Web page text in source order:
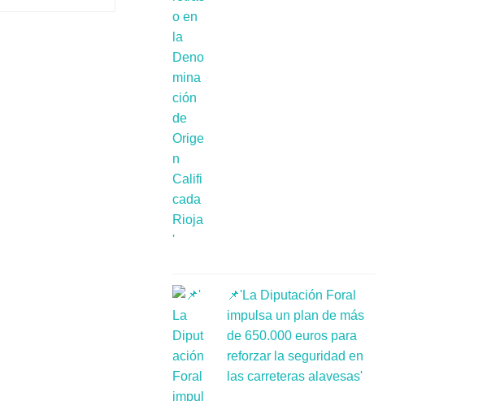
📌'La Diputación Foral
impulsa un plan de más
de 650.000 euros para
reforzar la seguridad en
las carreteras alavesas'